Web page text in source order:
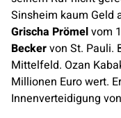
Sinsheim kaum Geld
Grischa Prömelvom
Beckervon St. Pauli.
Mittelfeld. Ozan
Millionen Euro wert.
Innenverteidigung